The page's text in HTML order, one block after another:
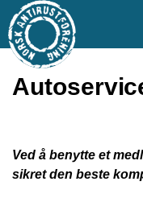
Ved å benytte et
sikret den beste